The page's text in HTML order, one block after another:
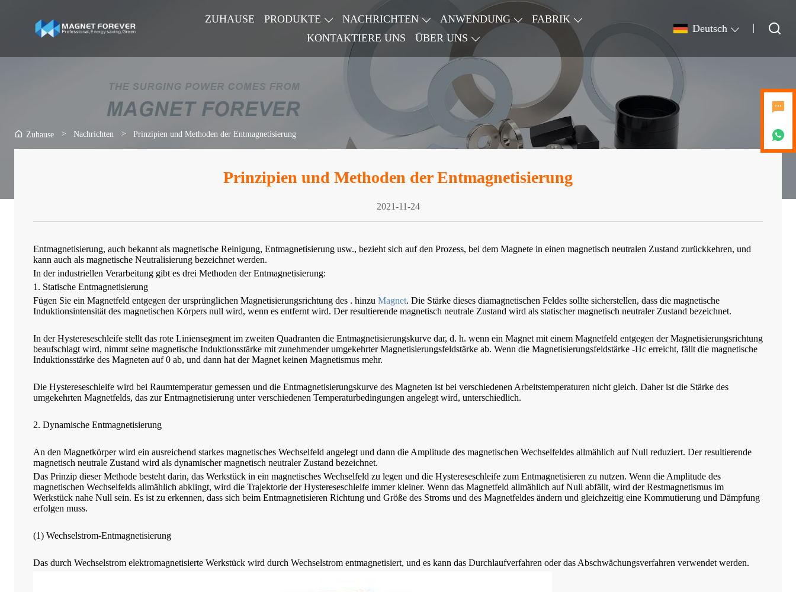
ZUHAUSE PRODUKTE NACHRICHTEN ANWENDUNG
FABRIK
KONTAKTIERE UNS
ÜBER UNS
Deutsch
Zuhause > Nachrichten > Prinzipien und Methoden der Entmagnetisierung
Prinzipien und Methoden der Entmagnetisierung
2021-11-24
Entmagnetisierung, auch bekannt als magnetische Reinigung, Entmagnetisierung usw., bezieht sich auf den Prozess, bei dem Magnete in einen magnetisch neutralen Zustand zurückkehren, und
kann auch als magnetische Neutralisierung bezeichnet werden.
In der industriellen Verarbeitung gibt es drei Methoden der Entmagnetisierung:
1. Statische Entmagnetisierung
Fügen Sie ein Magnetfeld entgegen der ursprünglichen Magnetisierungsrichtung des . hinzu Magnet. Die Stärke dieses diamagnetischen Feldes sollte sicherstellen, dass die magnetische
Induktionsintensität des magnetischen Körpers null wird, wenn es entfernt wird. Der resultierende magnetisch neutrale Zustand wird als statischer magnetisch neutraler Zustand bezeichnet.
In der Hystereseschleife stellt das rote Liniensegment im zweiten Quadranten die Entmagnetisierungskurve dar, d. h. wenn ein Magnet mit einem Magnetfeld entgegen der Magnetisierungsrichtung
beaufschlagt wird, nimmt seine magnetische Induktionsstärke mit zunehmender umgekehrter Magnetisierungsfeldstärke ab. Wenn die Magnetisierungsfeldstärke -Hc erreicht, fällt die magnetische
Induktionsstärke des Magneten auf 0 ab, und dann hat der Magnet keinen Magnetismus mehr.
Die Hystereseschleife wird bei Raumtemperatur gemessen und die Entmagnetisierungskurve des Magneten ist bei verschiedenen Arbeitstemperaturen nicht gleich. Daher ist die Stärke des
umgekehrten Magnetfelds, das zur Entmagnetisierung unter verschiedenen Temperaturbedingungen angelegt wird, unterschiedlich.
2. Dynamische Entmagnetisierung
An den Magnetkörper wird ein ausreichend starkes magnetisches Wechselfeld angelegt und dann die Amplitude des magnetischen Wechselfeldes allmählich auf Null reduziert. Der resultierende
magnetisch neutrale Zustand wird als dynamischer magnetisch neutraler Zustand bezeichnet.
Das Prinzip dieser Methode besteht darin, das Werkstück in ein magnetisches Wechselfeld zu legen und die Hystereseschleife zum Entmagnetisieren zu nutzen. Wenn die Amplitude des
magnetischen Wechselfelds allmählich abklingt, wird die Trajektorie der Hystereseschleife immer kleiner. Wenn das Magnetfeld allmählich auf Null abfällt, wird der Restmagnetismus im
Werkstück nahe Null sein. Es ist zu erkennen, dass sich beim Entmagnetisieren Richtung und Größe des Stroms und des Magnetfeldes ändern und gleichzeitig eine Kommutierung und Dämpfung
erfolgen muss.
(1) Wechselstrom-Entmagnetisierung
Das durch Wechselstrom elektromagnetisierte Werkstück wird durch Wechselstrom entmagnetisiert, und es kann das Durchlaufverfahren oder das Abschwächungsverfahren verwendet werden.